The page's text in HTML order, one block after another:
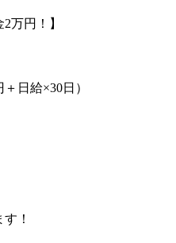
万円！】
日給×30日）
！